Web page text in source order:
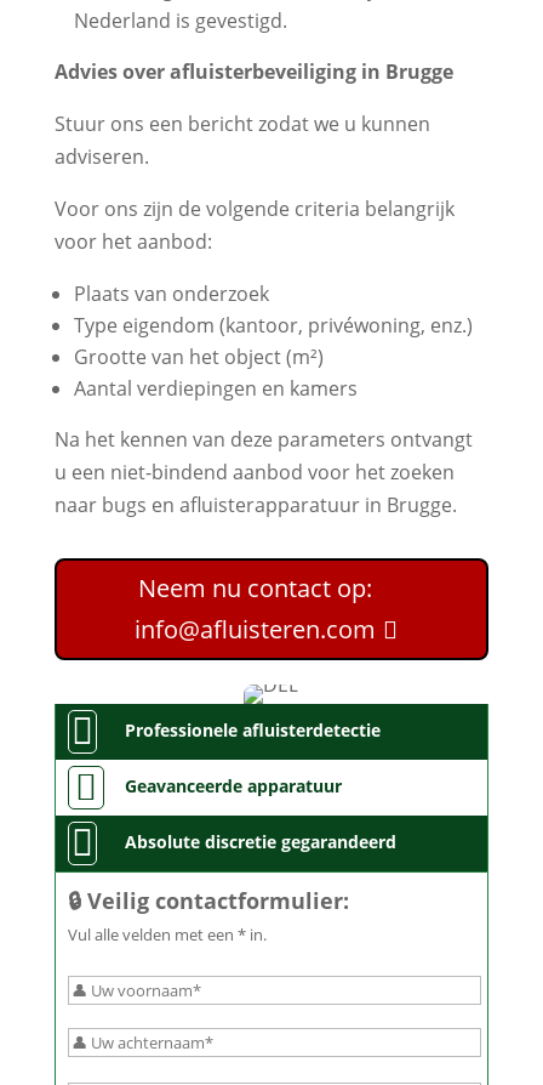
Nederland is gevestigd.
Advies over afluisterbeveiliging in Brugge
Stuur ons een bericht zodat we u kunnen
adviseren.
Voor ons zijn de volgende criteria belangrijk
voor het aanbod:
Plaats van onderzoek
Type eigendom (kantoor, privéwoning, enz.)
Grootte van het object (m²)
Aantal verdiepingen en kamers
Na het kennen van deze parameters ontvangt
u een niet-bindend aanbod voor het zoeken
naar bugs en afluisterapparatuur in Brugge.
Neem nu contact op:
info@afluisteren.com
 Professionele afluisterdetectie
 Geavanceerde apparatuur
 Absolute discretie gegarandeerd
🔒 Veilig contactformulier:
Vul alle velden met een * in.
Bitte
dieses